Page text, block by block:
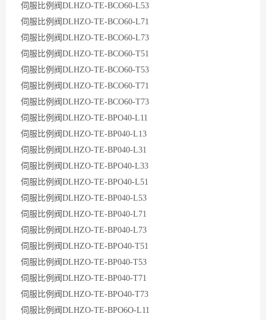
伺服比例阀DLHZO-TE-BCO60-L53
伺服比例阀DLHZO-TE-BCO60-L71
伺服比例阀DLHZO-TE-BCO60-L73
伺服比例阀DLHZO-TE-BCO60-T51
伺服比例阀DLHZO-TE-BCO60-T53
伺服比例阀DLHZO-TE-BCO60-T71
伺服比例阀DLHZO-TE-BCO60-T73
伺服比例阀DLHZO-TE-BPO40-L11
伺服比例阀DLHZO-TE-BP040-L13
伺服比例阀DLHZO-TE-BP040-L31
伺服比例阀DLHZO-TE-BPO40-L33
伺服比例阀DLHZO-TE-BPO40-L51
伺服比例阀DLHZO-TE-BP040-L53
伺服比例阀DLHZO-TE-BP040-L71
伺服比例阀DLHZO-TE-BP040-L73
伺服比例阀DLHZO-TE-BPO40-T51
伺服比例阀DLHZO-TE-BP040-T53
伺服比例阀DLHZO-TE-BP040-T71
伺服比例阀DLHZO-TE-BPO40-T73
伺服比例阀DLHZO-TE-BPO6O-L11